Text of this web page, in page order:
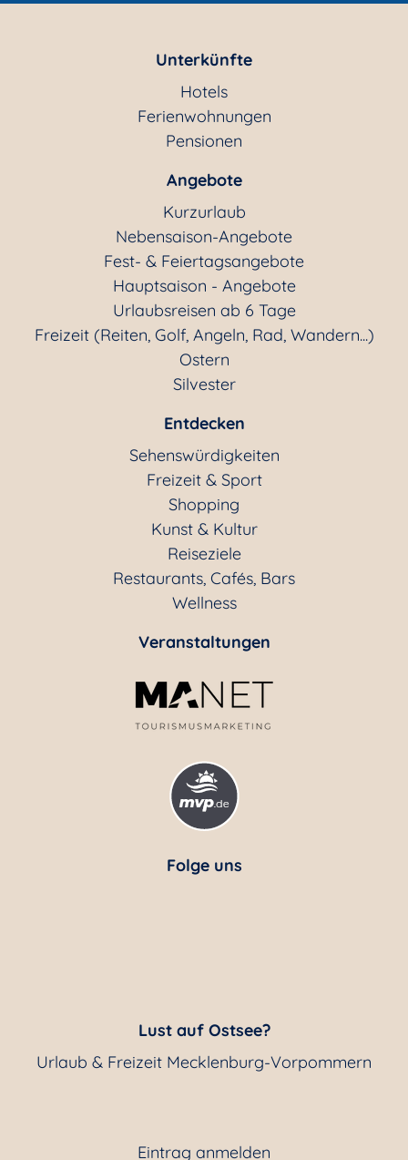
Unterkünfte
Hotels
Ferienwohnungen
Pensionen
Angebote
Kurzurlaub
Nebensaison-Angebote
Fest- & Feiertagsangebote
Hauptsaison - Angebote
Urlaubsreisen ab 6 Tage
Freizeit (Reiten, Golf, Angeln, Rad, Wandern...)
Ostern
Silvester
Entdecken
Sehenswürdigkeiten
Freizeit & Sport
Shopping
Kunst & Kultur
Reiseziele
Restaurants, Cafés, Bars
Wellness
Veranstaltungen
Folge uns
Lust auf Ostsee?
Urlaub & Freizeit Mecklenburg-Vorpommern
Eintrag anmelden